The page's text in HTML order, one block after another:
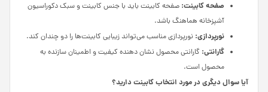
صفحه کابینت: صفحه کابینت باید با جنس کابینت و سبک دکوراسیون
آشپزخانه هماهنگ باشد.
نورپردازی: نورپردازی مناسب می‌تواند زیبایی کابینت‌ها را دو چندان کند.
گارانتی: گارانتی محصول نشان دهنده کیفیت و اطمینان سازنده به
محصول است.
آیا سوال دیگری در مورد انتخاب کابینت دارید؟